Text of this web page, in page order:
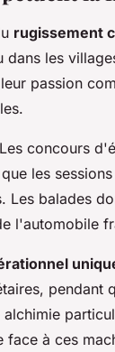
rugissement
les
passion
concours
les
balades
l'automobile
pendant
à ces